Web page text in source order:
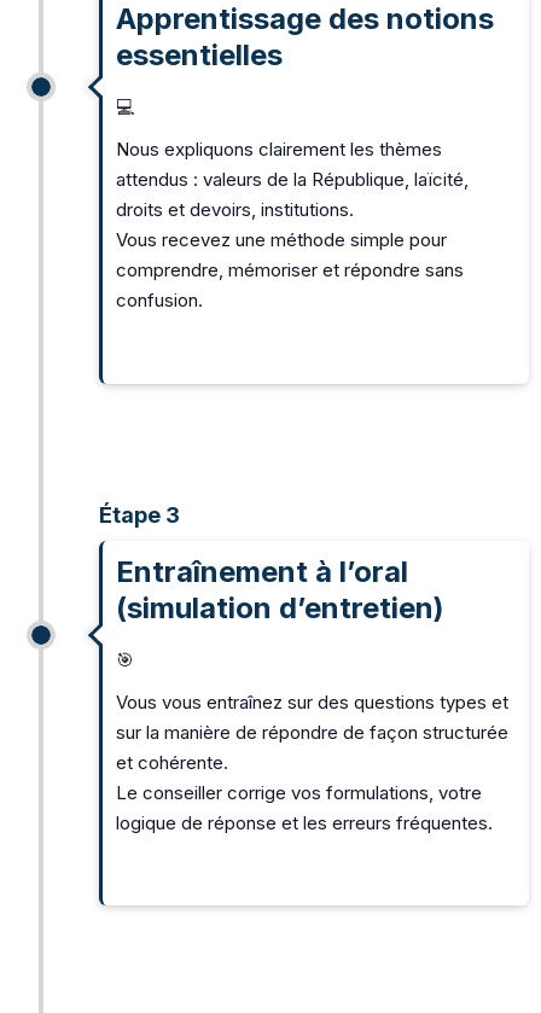
Apprentissage des notions
essentielles
💻
Nous expliquons clairement les thèmes
attendus : valeurs de la République, laïcité,
droits et devoirs, institutions.
Vous recevez une méthode simple pour
comprendre, mémoriser et répondre sans
confusion.
Étape 3
Entraînement à l’oral
(simulation d’entretien)
🎯
Vous vous entraînez sur des questions types et
sur la manière de répondre de façon structurée
et cohérente.
Le conseiller corrige vos formulations, votre
logique de réponse et les erreurs fréquentes.